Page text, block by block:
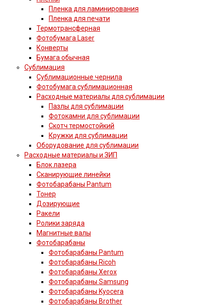
Пленка для ламинирования
Пленка для печати
Термотрансферная
Фотобумага Laser
Конверты
Бумага обычная
Сублимация
Сублимационные чернила
Фотобумага сублимационная
Расходные материалы для сублимации
Пазлы для сублимации
Фотокамни для сублимации
Скотч термостойкий
Кружки для сублимации
Оборудование для сублимации
Расходные материалы и ЗИП
Блок лазера
Сканирующие линейки
Фотобарабаны Pantum
Тонер
Дозирующие
Ракели
Ролики заряда
Магнитные валы
Фотобарабаны
Фотобарабаны Pantum
Фотобарабаны Ricoh
Фотобарабаны Xerox
Фотобарабаны Samsung
Фотобарабаны Kyocera
Фотобарабаны Brother